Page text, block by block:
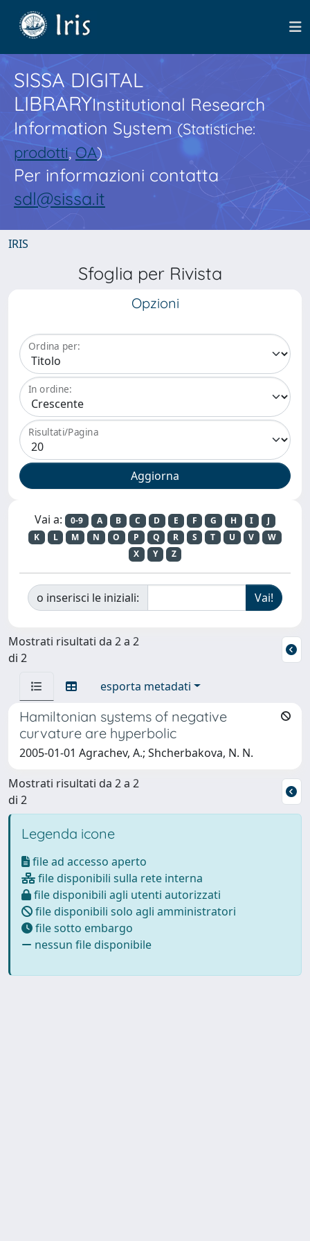
SISSA DIGITAL
LIBRARYInstitutional Research
Information System(Statistiche:
prodotti,OA)
Per informazioni contatta
sdl@sissa.it
IRIS
Sfoglia per Rivista
Opzioni
Ordina per:
In ordine:
Risultati/Pagina
Vai a: 0-9 A B C D E F G H I
J
K
L M N O P Q R S T U V
W
X
Y Z
o inserisci le iniziali:
Mostrati risultati da 2 a 2
di 2
esporta metadati
Hamiltonian systems of negative
curvature are hyperbolic
2005-01-01 Agrachev, A.; Shcherbakova, N. N.
Mostrati risultati da 2 a 2
di 2
Legenda icone
file ad accesso aperto
file disponibili sulla rete interna
file disponibili agli utenti autorizzati
file disponibili solo agli amministratori
file sotto embargo
nessun file disponibile